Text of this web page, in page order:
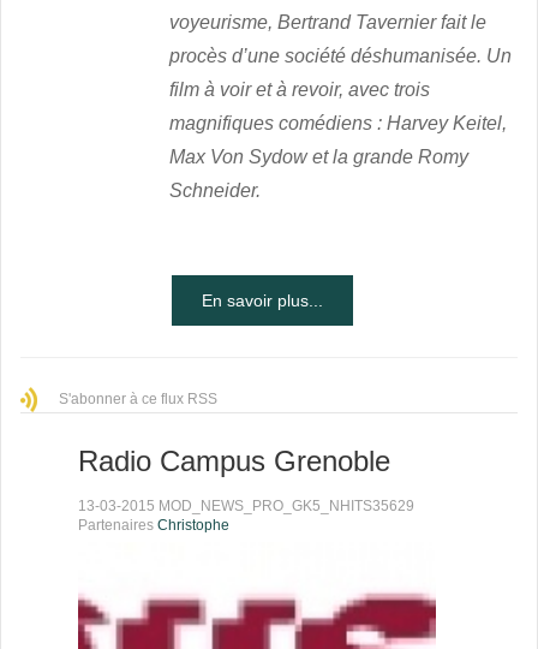
voyeurisme, Bertrand Tavernier fait le
procès d’une société déshumanisée. Un
film à voir et à revoir, avec trois
magnifiques comédiens : Harvey Keitel,
Max Von Sydow et la grande Romy
Schneider.
En savoir plus...
S'abonner à ce flux RSS
Radio Campus Grenoble
13-03-2015 MOD_NEWS_PRO_GK5_NHITS35629
Partenaires Christophe